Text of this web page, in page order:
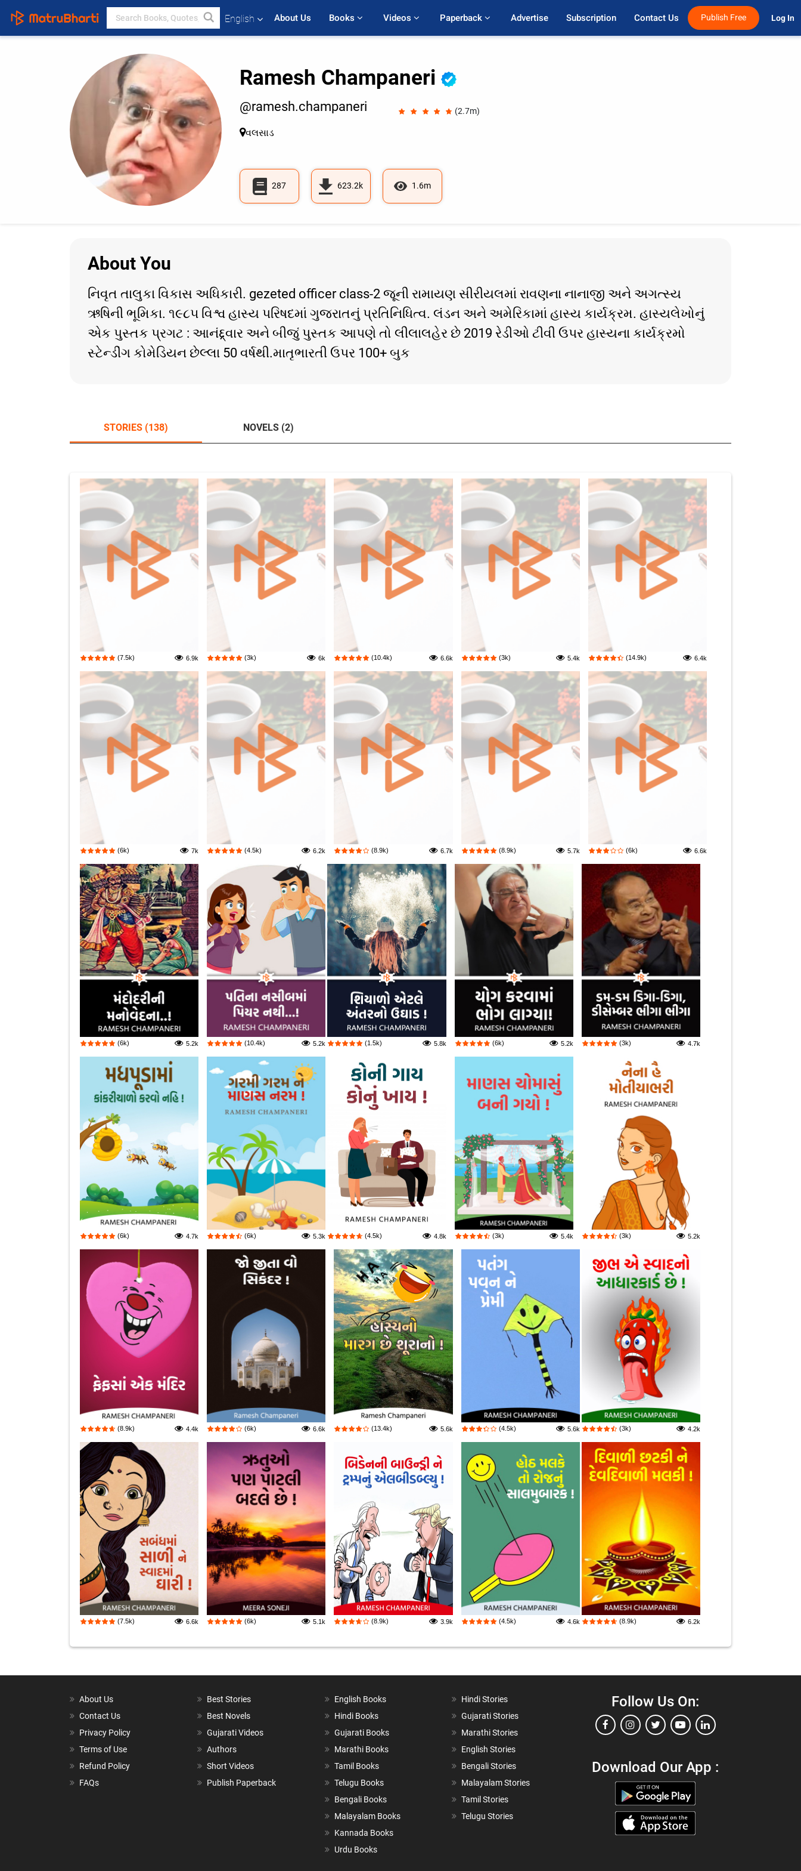
English About Us Books Videos Paperback Advertise Subscription Contact Us Publish Free Log In
Ramesh Champaneri
@ramesh.champaneri (2.7m)
વલસાડ
287 623.2k 1.6m
About You
નિવૃત તાલુકા વિકાસ અધિકારી. gezeted officer class-2 જૂની રામાયણ સીરીયલમાં રાવણના નાનાજી અને અગત્સ્ય
ઋષિની ભૂમિકા. ૧૯૮૫ વિશ્વ હાસ્ય પરિષદમાં ગુજરાતનું પ્રતિનિધિત્વ. લંડન અને અમેરિકામાં હાસ્ય કાર્યક્રમ. હાસ્યલેખોનું
એક પુસ્તક પ્રગટ : આનંદ્દ્વાર અને બીજું પુસ્તક આપણે તો લીલાલહેર છે 2019 રેડીઓ ટીવી ઉપર હાસ્યના કાર્યક્રમો
સ્ટેન્ડીંગ કોમેડિયન છેલ્લા 50 વર્ષથી.માતૃભારતી ઉપર 100+ બુક
STORIES (138) NOVELS (2)
(7.5k) 6.9k (3k) 6k (10.4k) 6.6k (3k) 5.4k (14.9k) 6.4k
(6k) 7k (4.5k) 6.2k (8.9k) 6.7k (8.9k) 5.7k (6k) 6.6k
(6k) 5.2k (10.4k) 5.2k (1.5k) 5.8k (6k) 5.2k (3k) 4.7k
(6k) 4.7k (6k) 5.3k (4.5k) 4.8k (3k) 5.4k (3k) 5.2k
(8.9k) 4.4k (6k) 6.6k (13.4k) 5.6k (4.5k) 5.6k (3k) 4.2k
(7.5k) 6.6k (6k) 5.1k (8.9k) 3.9k (4.5k) 4.6k (8.9k) 6.2k
About Us
Contact Us
Privacy Policy
Terms of Use
Refund Policy
FAQs
Best Stories
Best Novels
Gujarati Videos
Authors
Short Videos
Publish Paperback
English Books
Hindi Books
Gujarati Books
Marathi Books
Tamil Books
Telugu Books
Bengali Books
Malayalam Books
Kannada Books
Urdu Books
Hindi Stories
Gujarati Stories
Marathi Stories
English Stories
Bengali Stories
Malayalam Stories
Tamil Stories
Telugu Stories
Follow Us On:
Download Our App :